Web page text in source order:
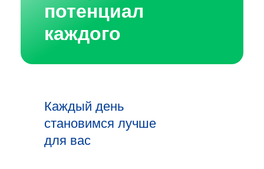
потенциал
каждого
Каждый день
становимся лучше
для вас